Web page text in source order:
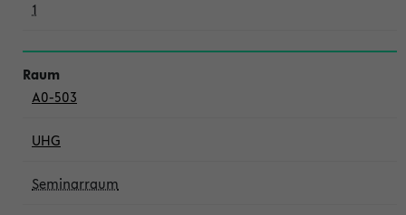
1
A0-503
UHG
Seminarraum